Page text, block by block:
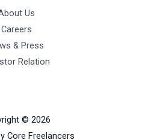
Us
Careers
& Press
Relation
© 2026
Core Freelancers